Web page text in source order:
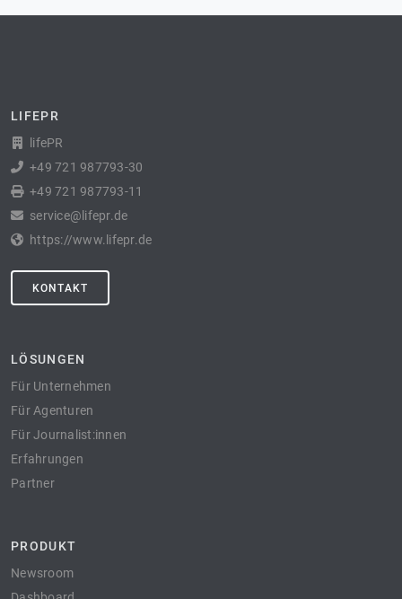
LIFEPR
lifePR
+49 721 987793-30
+49 721 987793-11
service@lifepr.de
https://www.lifepr.de
KONTAKT
LÖSUNGEN
Für Unternehmen
Für Agenturen
Für Journalist:innen
Erfahrungen
Partner
PRODUKT
Newsroom